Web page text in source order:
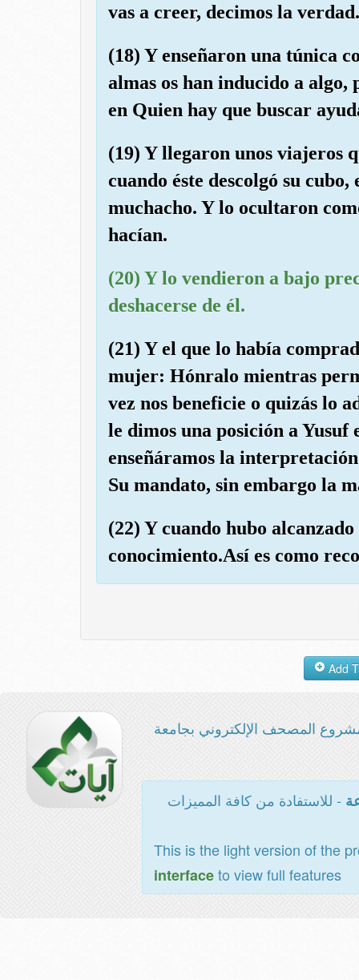
vas a creer, decimos la verdad.
(18) Y enseñaron una túnica
almas os han inducido a algo,
en Quien hay que buscar
(19) Y llegaron unos viajeros
cuando éste descolgó su
muchacho. Y lo ocultaron
hacían.
(20) Y lo vendieron a bajo
deshacerse de él.
(21) Y el que lo había
mujer: Hónralo mientras
vez nos beneficie o quizás lo
le dimos una posición a
enseñáramos la
Su mandato, sin embargo la
(22) Y cuando hubo
conocimiento.Así es como
المصحف الإلكتروني بجامعة
- للاستفادة من كافة المميزات
This is the light version of the
interfaceto view full features